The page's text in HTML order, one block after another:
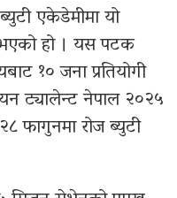
एकेडेमीमा यो
हो । यस पटक
१० जना प्रतियोगी
ट्यालेन्ट नेपाल २०२५
फागुनमा रोज ब्युटी